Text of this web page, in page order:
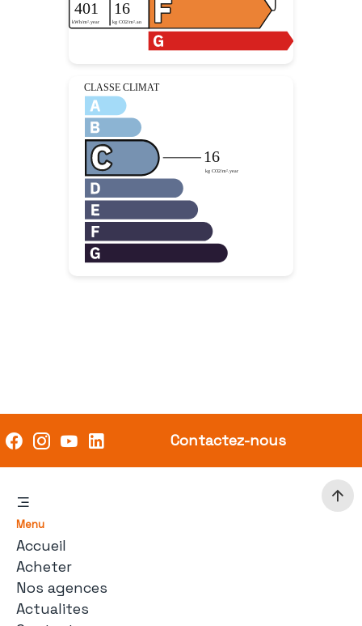
Contactez-nous
Menu
Accueil
Acheter
Nos agences
Actualites